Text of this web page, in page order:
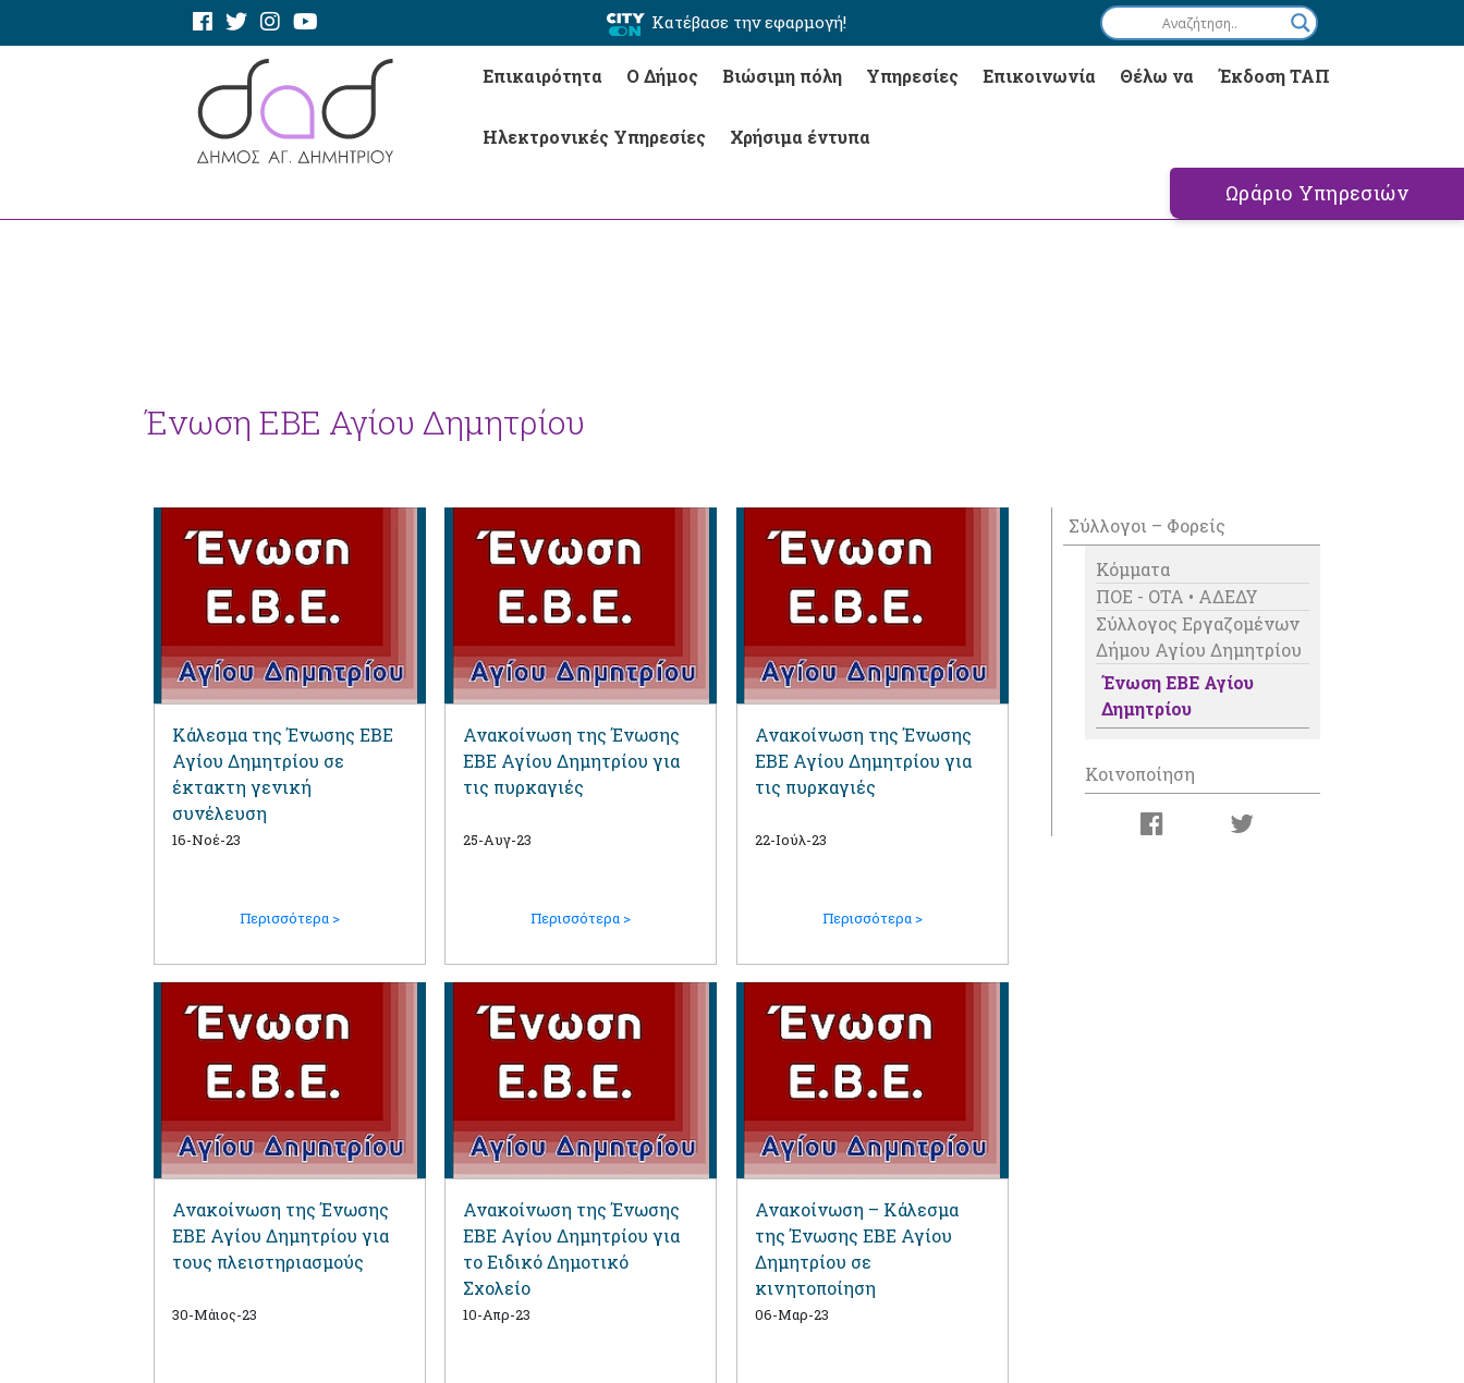
Κατέβασε την εφαρμογή!
Επικαιρότητα Ο Δήμος Βιώσιμη πόλη Υπηρεσίες Επικοινωνία Θέλω να Έκδοση ΤΑΠ
Ηλεκτρονικές Υπηρεσίες Χρήσιμα έντυπα
Ωράριο Υπηρεσιών
Ένωση ΕΒΕ Αγίου Δημητρίου
Κάλεσμα της Ένωσης ΕΒΕ
Αγίου Δημητρίου σε
έκτακτη γενική
συνέλευση
16-Νοέ-23
Περισσότερα >
Ανακοίνωση της Ένωσης
ΕΒΕ Αγίου Δημητρίου για
τις πυρκαγιές
25-Αυγ-23
Περισσότερα >
Ανακοίνωση της Ένωσης
ΕΒΕ Αγίου Δημητρίου για
τις πυρκαγιές
22-Ιούλ-23
Περισσότερα >
Ανακοίνωση της Ένωσης
ΕΒΕ Αγίου Δημητρίου για
τους πλειστηριασμούς
30-Μάιος-23
Ανακοίνωση της Ένωσης
ΕΒΕ Αγίου Δημητρίου για
το Ειδικό Δημοτικό
Σχολείο
10-Απρ-23
Ανακοίνωση – Κάλεσμα
της Ένωσης ΕΒΕ Αγίου
Δημητρίου σε
κινητοποίηση
06-Μαρ-23
Σύλλογοι – Φορείς
Κόμματα
ΠΟΕ - ΟΤΑ • ΑΔΕΔΥ
Σύλλογος Εργαζομένων
Δήμου Αγίου Δημητρίου
Ένωση ΕΒΕ Αγίου
Δημητρίου
Κοινοποίηση